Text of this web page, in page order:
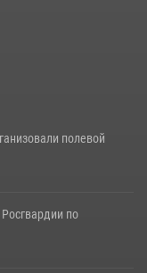
полевой
по